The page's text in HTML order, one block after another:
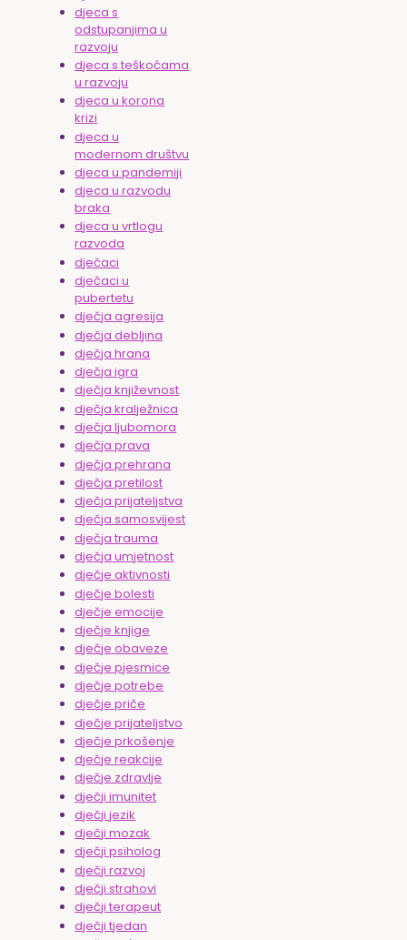
djeca s
odstupanjima u
razvoju
djeca s teškoćama
u razvoju
djeca u korona
krizi
djeca u
modernom društvu
djeca u pandemiji
djeca u razvodu
braka
djeca u vrtlogu
razvoda
dječaci
dječaci u
pubertetu
dječja agresija
dječja debljina
dječja hrana
dječja igra
dječja književnost
dječja kralježnica
dječja ljubomora
dječja prava
dječja prehrana
dječja pretilost
dječja prijateljstva
dječja samosvijest
dječja trauma
dječja umjetnost
dječje aktivnosti
dječje bolesti
dječje emocije
dječje knjige
dječje obaveze
dječje pjesmice
dječje potrebe
dječje priče
dječje prijateljstvo
dječje prkošenje
dječje reakcije
dječje zdravlje
dječji imunitet
dječji jezik
dječji mozak
dječji psiholog
dječji razvoj
dječji strahovi
dječji terapeut
dječji tjedan